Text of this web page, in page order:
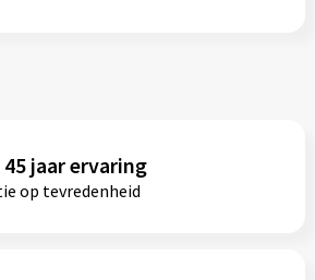
45 jaar ervaring
op tevredenheid